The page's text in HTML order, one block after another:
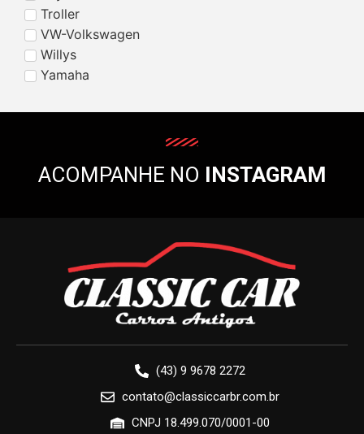
Troller
VW-Volkswagen
Willys
Yamaha
ACOMPANHE NO INSTAGRAM
(43) 9 9678 2272
contato@classiccarbr.com.br
CNPJ 18.499.070/0001-00